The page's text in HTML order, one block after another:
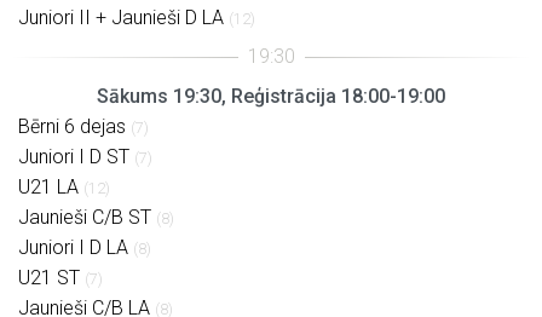
Juniori II + Jaunieši D LA (12)
Sākums 19:30, Reģistrācija 18:00-19:00
Bērni 6 dejas (7)
Juniori I D ST (7)
U21 LA (12)
Jaunieši C/B ST (8)
Juniori I D LA (8)
U21 ST (7)
Jaunieši C/B LA (8)